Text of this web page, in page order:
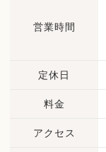
営業時間
定休日
料金
アクセス